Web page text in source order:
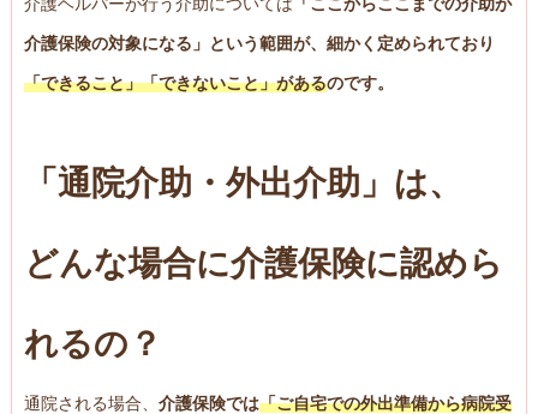
介護保険の対象になる」という範囲が、細かく定められており
「できること」「できないこと」があるのです。
「通院介助・外出介助」は、
どんな場合に介護保険に認めら
れるの？
通院される場合、 介護保険では「ご自宅での外出準備から病院受